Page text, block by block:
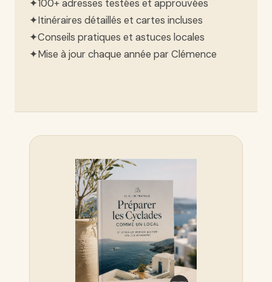
✦100+ adresses testées et approuvées
✦Itinéraires détaillés et cartes incluses
✦Conseils pratiques et astuces locales
✦Mise à jour chaque année par Clémence